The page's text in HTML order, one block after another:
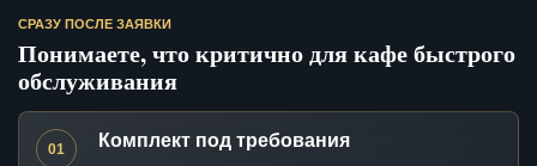
СРАЗУ ПОСЛЕ ЗАЯВКИ
Понимаете, что критично для кафе быстрого
обслуживания
01 Комплект под требования